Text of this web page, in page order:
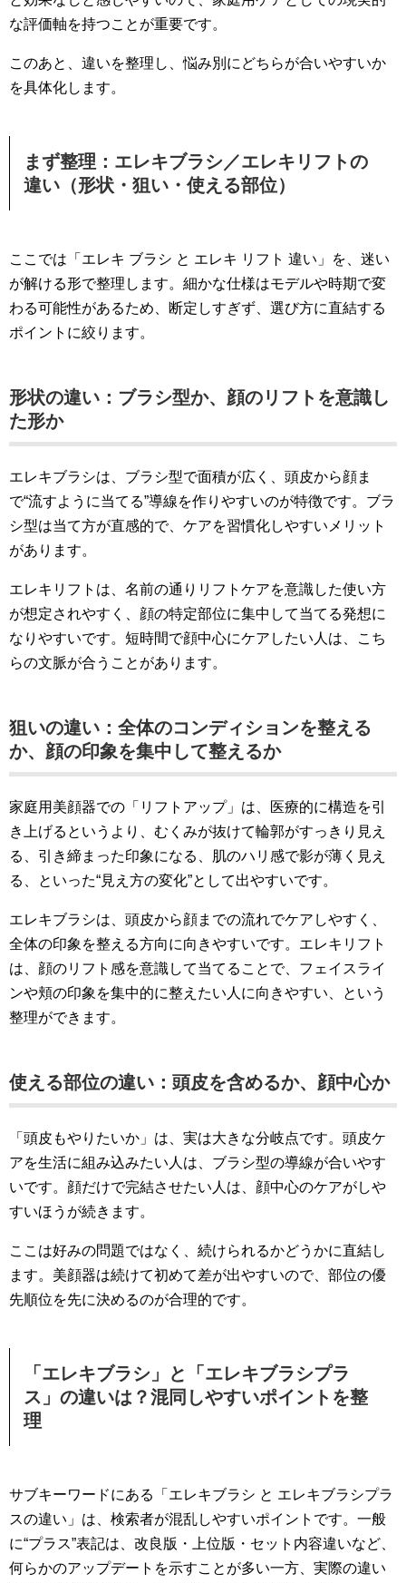
な評価軸を持つことが重要です。
このあと、違いを整理し、悩み別にどちらが合いやすいか
を具体化します。
まず整理：エレキブラシ／エレキリフトの
違い（形状・狙い・使える部位）
ここでは「エレキ ブラシ と エレキ リフト 違い」を、迷い
が解ける形で整理します。細かな仕様はモデルや時期で変
わる可能性があるため、断定しすぎず、選び方に直結する
ポイントに絞ります。
形状の違い：ブラシ型か、顔のリフトを意識し
た形か
エレキブラシは、ブラシ型で面積が広く、頭皮から顔ま
で“流すように当てる”導線を作りやすいのが特徴です。ブラ
シ型は当て方が直感的で、ケアを習慣化しやすいメリット
があります。
エレキリフトは、名前の通りリフトケアを意識した使い方
が想定されやすく、顔の特定部位に集中して当てる発想に
なりやすいです。短時間で顔中心にケアしたい人は、こち
らの文脈が合うことがあります。
狙いの違い：全体のコンディションを整える
か、顔の印象を集中して整えるか
家庭用美顔器での「リフトアップ」は、医療的に構造を引
き上げるというより、むくみが抜けて輪郭がすっきり見え
る、引き締まった印象になる、肌のハリ感で影が薄く見え
る、といった“見え方の変化”として出やすいです。
エレキブラシは、頭皮から顔までの流れでケアしやすく、
全体の印象を整える方向に向きやすいです。エレキリフト
は、顔のリフト感を意識して当てることで、フェイスライ
ンや頬の印象を集中的に整えたい人に向きやすい、という
整理ができます。
使える部位の違い：頭皮を含めるか、顔中心か
「頭皮もやりたいか」は、実は大きな分岐点です。頭皮ケ
アを生活に組み込みたい人は、ブラシ型の導線が合いやす
いです。顔だけで完結させたい人は、顔中心のケアがしや
すいほうが続きます。
ここは好みの問題ではなく、続けられるかどうかに直結し
ます。美顔器は続けて初めて差が出やすいので、部位の優
先順位を先に決めるのが合理的です。
「エレキブラシ」と「エレキブラシプラ
ス」の違いは？混同しやすいポイントを整
理
サブキーワードにある「エレキブラシ と エレキブラシプラ
スの違い」は、検索者が混乱しやすいポイントです。一般
に“プラス”表記は、改良版・上位版・セット内容違いなど、
何らかのアップデートを示すことが多い一方、実際の違い